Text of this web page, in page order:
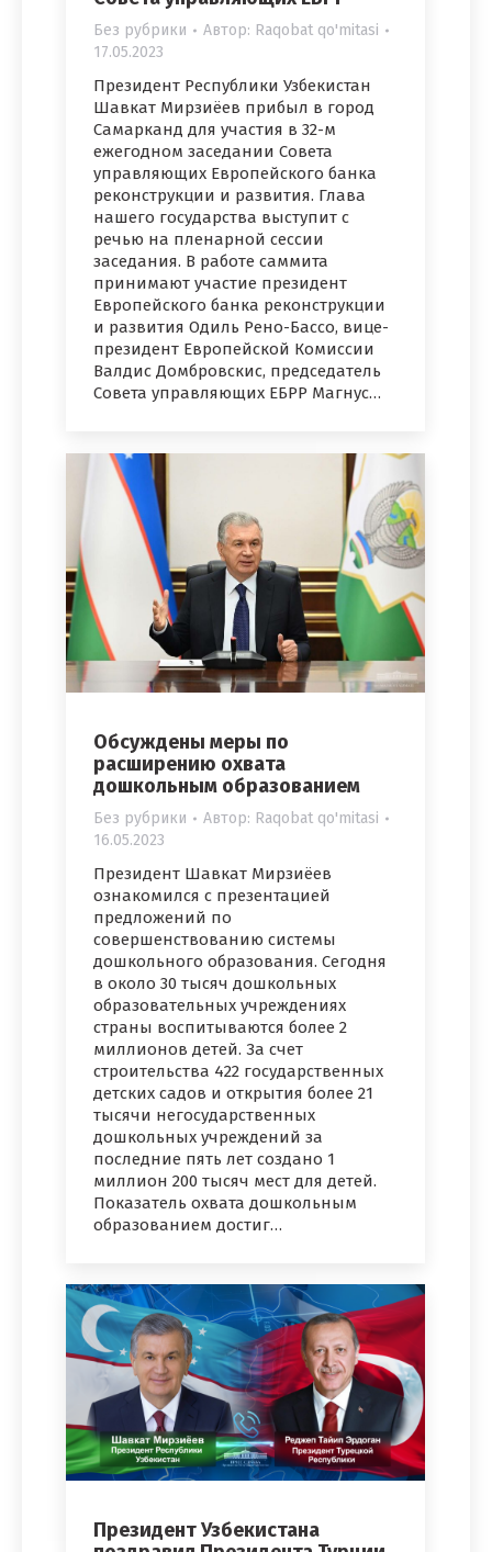
Без рубрики Автор: Raqobat qo'mitasi
17.05.2023
Президент Республики Узбекистан
Шавкат Мирзиёев прибыл в город
Самарканд для участия в 32-м
ежегодном заседании Совета
управляющих Европейского банка
реконструкции и развития. Глава
нашего государства выступит с
речью на пленарной сессии
заседания. В работе саммита
принимают участие президент
Европейского банка реконструкции
и развития Одиль Рено-Бассо, вице-
президент Европейской Комиссии
Валдис Домбровскис, председатель
Совета управляющих ЕБРР Магнус…
Обсуждены меры по
расширению охвата
дошкольным образованием
Без рубрики Автор: Raqobat qo'mitasi
16.05.2023
Президент Шавкат Мирзиёев
ознакомился с презентацией
предложений по
совершенствованию системы
дошкольного образования. Сегодня
в около 30 тысяч дошкольных
образовательных учреждениях
страны воспитываются более 2
миллионов детей. За счет
строительства 422 государственных
детских садов и открытия более 21
тысячи негосударственных
дошкольных учреждений за
последние пять лет создано 1
миллион 200 тысяч мест для детей.
Показатель охвата дошкольным
образованием достиг…
Президент Узбекистана